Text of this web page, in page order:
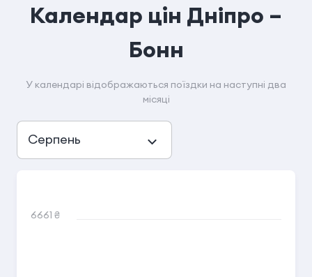
Календар цін Днiпро –
Бонн
У календарі відображаються поїздки на наступні два
місяці
Серпень
6661 ₴